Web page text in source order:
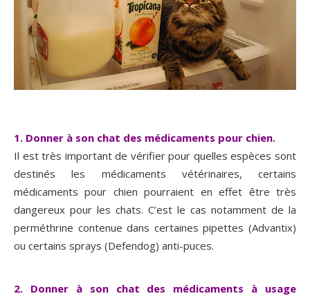
1. Donner à son chat des médicaments pour chien.
Il est très important de vérifier pour quelles espèces sont
destinés les médicaments vétérinaires, certains
médicaments pour chien pourraient en effet être très
dangereux pour les chats. C’est le cas notamment de la
perméthrine contenue dans certaines pipettes (Advantix)
ou certains sprays (Defendog) anti-puces.
2. Donner à son chat des médicaments à usage